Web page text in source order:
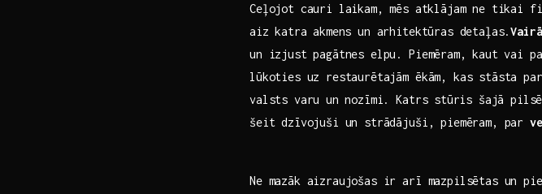
Ceļojot cauri laikam,⁢ mēs atklājam ne
aiz⁢ katra ‌akmens un arhitektūras ​detaļas.
un izjust pagātnes elpu. Piemēram, ⁢kaut​ vai
lūkoties uz restaurētajām ēkām, kas stāsta
‍valsts varu‌ un⁣ nozīmi. Katrs⁤ stūris‍ šajā
šeit​ dzīvojuši un‌ strādājuši, piemēram,‌ par
Ne mazāk aizraujošas ir arī mazpilsētas un